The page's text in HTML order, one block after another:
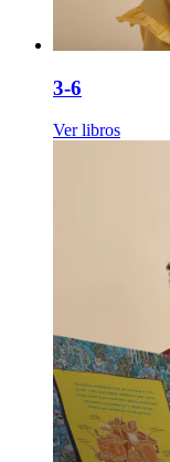
3-6
Ver libros